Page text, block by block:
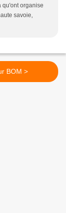
qu'ont organise
savoie,
futur BOM >